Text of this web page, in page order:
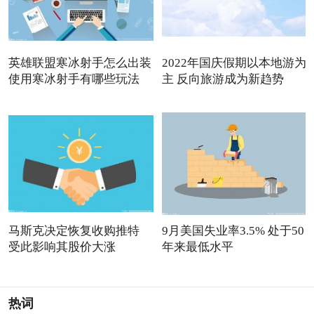
英雄联盟寒冰射手怎么出装
使用寒冰射手有哪些玩法
2022年国庆假期以本地游为
主 反向旅游成为新趋势
马斯克决定恢复收购推特
受此影响其股价大涨
9月美国失业率3.5% 处于50
年来最低水平
热词